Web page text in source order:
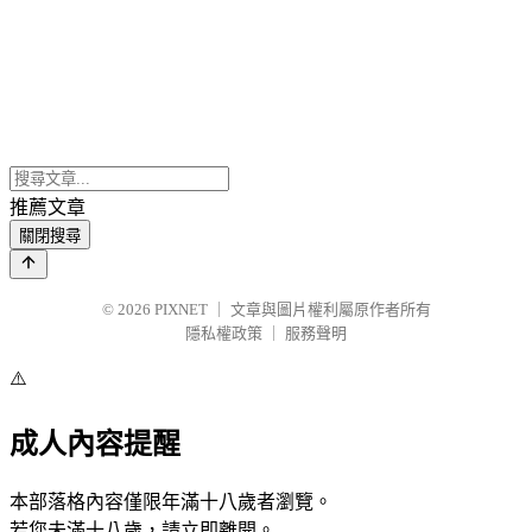
推薦文章
關閉搜尋
© 2026 PIXNET
文章與圖片權利屬原作者所有
隱私權政策
服務聲明
⚠️
成人內容提醒
本部落格內容僅限年滿十八歲者瀏覽。